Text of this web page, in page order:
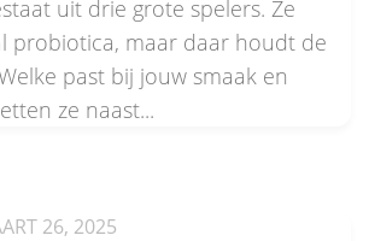
uit drie grote spelers. Ze
probiotica, maar daar houdt de
past bij jouw smaak en
ze naast...
26, 2025